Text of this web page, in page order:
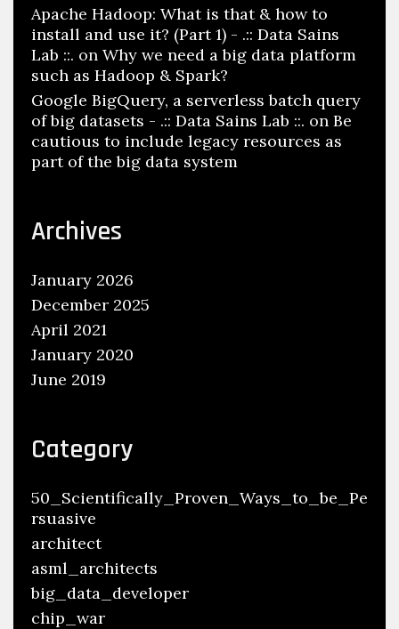
Apache Hadoop: What is that & how to
install and use it? (Part 1) - .:: Data Sains
Lab ::. on Why we need a big data platform
such as Hadoop & Spark?
Google BigQuery, a serverless batch query
of big datasets - .:: Data Sains Lab ::. on Be
cautious to include legacy resources as
part of the big data system
Archives
January 2026
December 2025
April 2021
January 2020
June 2019
Category
50_Scientifically_Proven_Ways_to_be_Pe
rsuasive
architect
asml_architects
big_data_developer
chip_war